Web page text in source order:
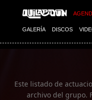
GALERÍA DISCOS
Imagen 01
Este listado de
archivo del grupo.